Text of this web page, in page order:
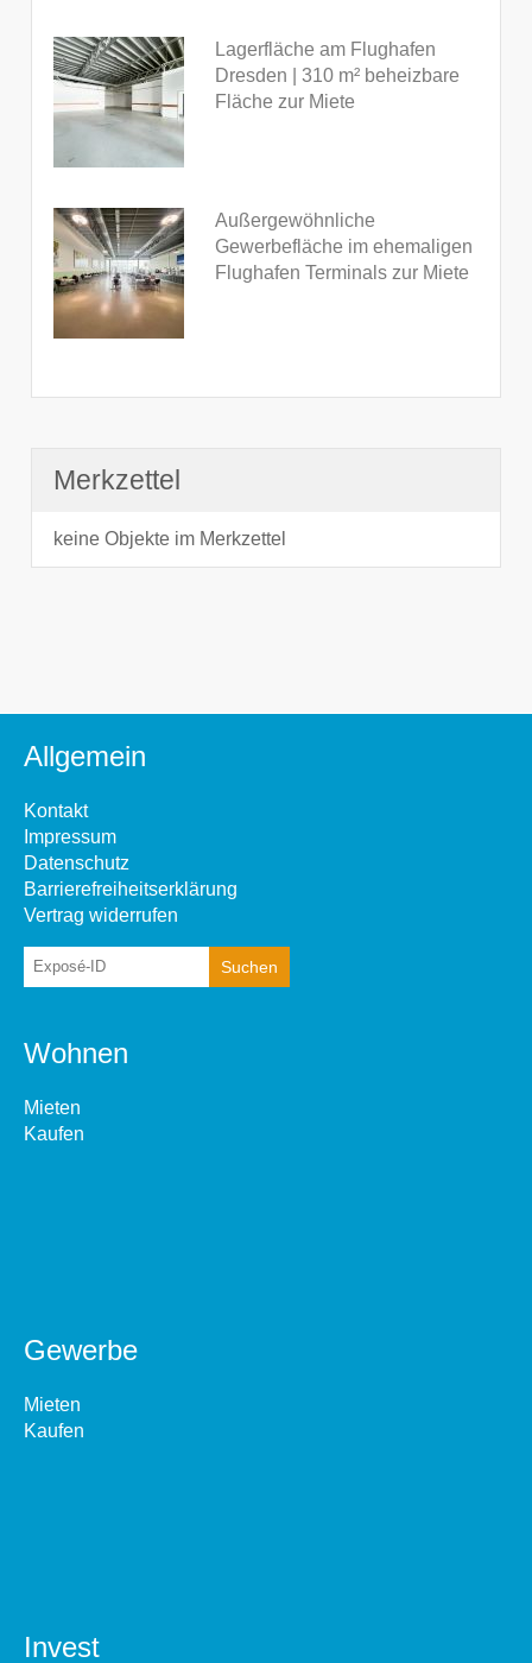
Lagerfläche am Flughafen
Dresden | 310 m² beheizbare
Fläche zur Miete
Außergewöhnliche
Gewerbefläche im ehemaligen
Flughafen Terminals zur Miete
Merkzettel
keine Objekte im Merkzettel
Allgemein
Kontakt
Impressum
Datenschutz
Barrierefreiheitserklärung
Vertrag widerrufen
Wohnen
Mieten
Kaufen
Gewerbe
Mieten
Kaufen
Invest